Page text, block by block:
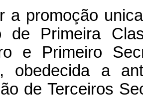
a promoção
de Primeira
e Primeiro
obedecida a
de Terceiros